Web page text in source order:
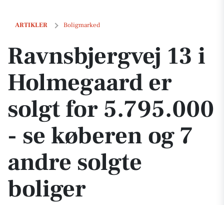
ARTIKLER Boligmarked
Ravnsbjergvej 13 i Holmegaard er solgt for 5.795.000 - se køberen
Ravnsbjergvej 13 i
Holmegaard er
solgt for 5.795.000
- se køberen og 7
andre solgte
boliger